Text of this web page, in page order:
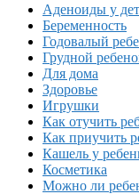
Аденоиды у
Беременность
Годовалый
Грудной
Для дома
Здоровье
Игрушки
Как отучить
Как приучить
Кашель у
Косметика
Можно ли